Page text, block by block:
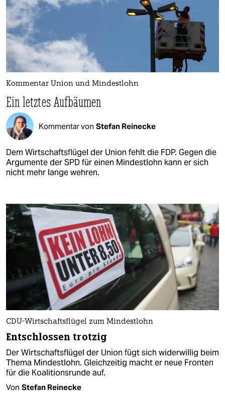
Kommentar Union und Mindestlohn
Ein letztes Aufbäumen
Kommentar von Stefan Reinecke
Dem Wirtschaftsflügel der Union fehlt die FDP. Gegen die
Argumente der SPD für einen Mindestlohn kann er sich
nicht mehr lange wehren.
CDU-Wirtschaftsflügel zum Mindestlohn
Entschlossen trotzig
Der Wirtschaftsflügel der Union fügt sich widerwillig beim
Thema Mindestlohn. Gleichzeitig macht er neue Fronten
für die Koalitionsrunde auf.
Von Stefan Reinecke